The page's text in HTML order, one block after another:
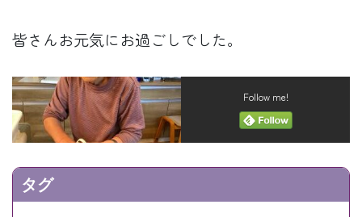
皆さんお元気にお過ごしでした。
Follow me!
タグ